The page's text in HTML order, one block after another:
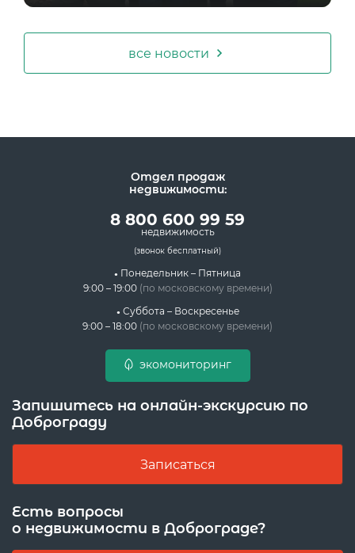
все новости
Отдел продаж
недвижимости:
8 800 600 99 59
недвижимость
(звонок бесплатный)
Понедельник – Пятница
9:00 – 19:00 (по московскому времени)
Суббота – Воскресенье
9:00 – 18:00 (по московскому времени)
экомониторинг
Запишитесь на онлайн-экскурсию по
Доброграду
Записаться
Есть вопросы
о недвижимости в Доброграде?